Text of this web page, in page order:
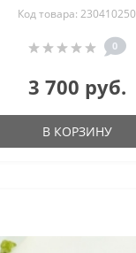
Код товара: 230410250
0
3 700 руб.
В КОРЗИНУ